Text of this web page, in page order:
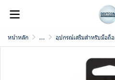
หน้าหลัก ... อุปกรณ์เสริมสำหรับมือถือ